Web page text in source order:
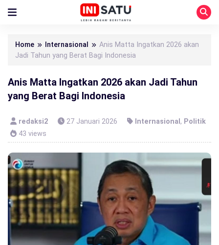
Home Internasional
Anis Matta Ingatkan 2026 akan
Jadi Tahun yang Berat Bagi Indonesia
Anis Matta Ingatkan 2026 akan Jadi Tahun
yang Berat Bagi Indonesia
redaksi2 27 Januari 2026 Internasional, Politik
43 views